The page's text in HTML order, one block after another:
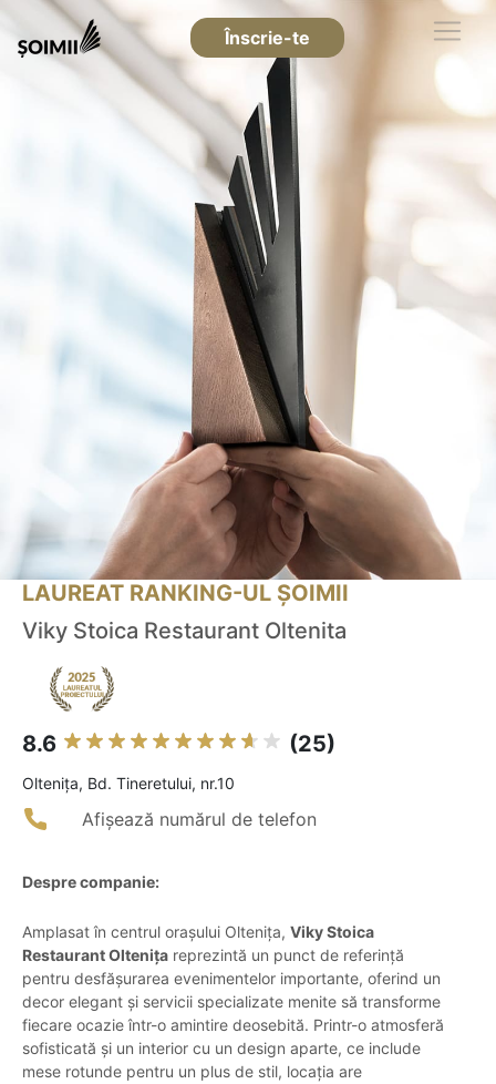
Înscrie-te
LAUREAT RANKING-UL ȘOIMII
Viky Stoica Restaurant Oltenita
8.6 (25)
Olteniţa, Bd. Tineretului, nr.10
Afișează numărul de telefon
Despre companie:
Amplasat în centrul orașului Oltenița, Viky Stoica
Restaurant Oltenița reprezintă un punct de referință
pentru desfășurarea evenimentelor importante, oferind un
decor elegant și servicii specializate menite să transforme
fiecare ocazie într-o amintire deosebită. Printr-o atmosferă
sofisticată și un interior cu un design aparte, ce include
mese rotunde pentru un plus de stil, locația are